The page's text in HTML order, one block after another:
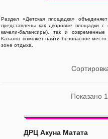
Раздел «Детская площадка»
представлены как дворовые площадки с
качели-балансиры), так и современные
Каталог поможет найти безопасное
зоне отдыха.
Показано
ДРЦ Акуна Матата